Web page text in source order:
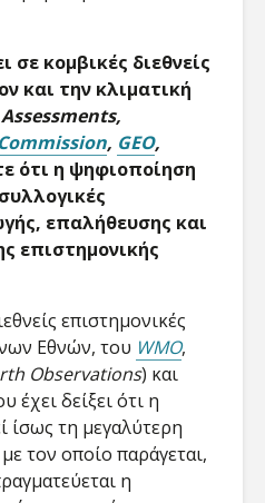
σε κομβικές διεθνείς
και την κλιματική
, GEO,
ότι η ψηφιοποίηση
επαλήθευσης και
επιστημονικής
επιστημονικές
Εθνών, του WMO,
Observations) και
δείξει ότι η
ίσως τη μεγαλύτερη
τον οποίο παράγεται,
η